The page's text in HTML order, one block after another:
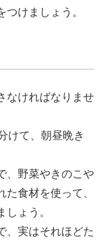
けましょう。
なければなりませ
けて、朝昼晩き
、野菜やきのこや
食材を使って、
ょう。
、実はそれほどた